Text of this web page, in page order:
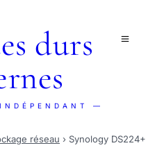
durs
—
réseau › Synology DS224+